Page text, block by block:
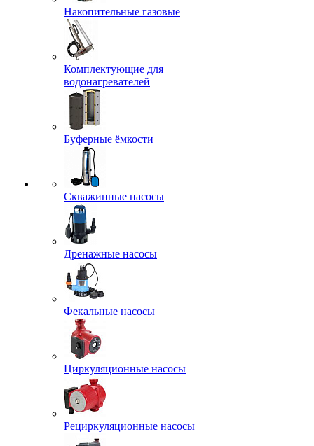
Накопительные газовые
Комплектующие для
водонагревателей
Буферные ёмкости
Скважинные насосы
Дренажные насосы
Фекальные насосы
Циркуляционные насосы
Рециркуляционные насосы